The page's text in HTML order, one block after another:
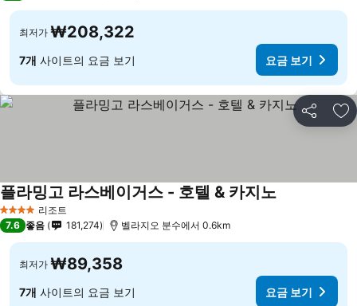
최저가 ₩208,322
7개 사이트의 요금 보기 요금 보기
공유 즐
4 성급 리조트
플라밍고 라스베이거스 - 호텔 & 카지노요금 보기
7.6 좋음 181,274 벨라지오 분수에서 0.6km
최저가 ₩89,358
7개 사이트의 요금 보기 요금 보기